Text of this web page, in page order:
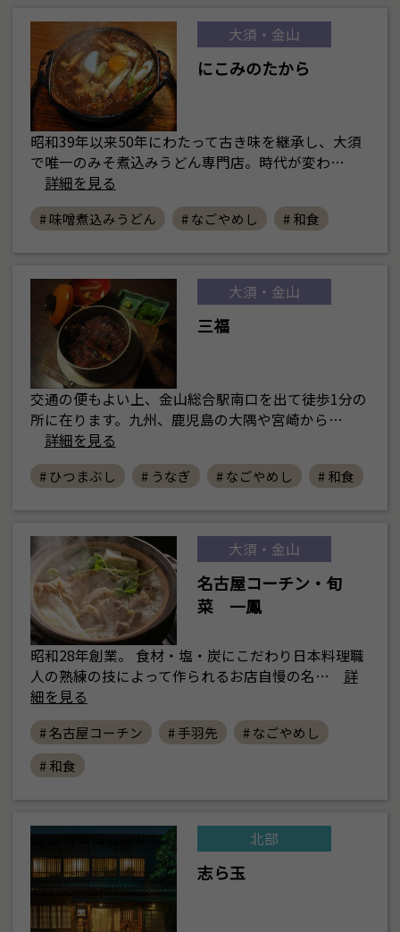
大須・金山
にこみのたから
昭和39年以来50年にわたって古き味を継承し、大須
で唯一のみそ煮込みうどん専門店。時代が変わ…
詳細を見る
# 味噌煮込みうどん # なごやめし # 和食
大須・金山
三福
交通の便もよい上、金山総合駅南口を出て徒歩1分の
所に在ります。九州、鹿児島の大隅や宮崎から…
詳細を見る
# ひつまぶし # うなぎ # なごやめし # 和食
大須・金山
名古屋コーチン・旬
菜 一鳳
昭和28年創業。 食材・塩・炭にこだわり日本料理職
人の熟練の技によって作られるお店自慢の名…
詳
細を見る
# 名古屋コーチン # 手羽先
# なごやめし
# 和食
北部
志ら玉